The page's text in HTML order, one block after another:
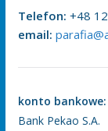
Telefon: +48
email:
konto bankowe:
Bank Pekao S.A.